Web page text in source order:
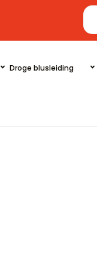
Droge blusleiding